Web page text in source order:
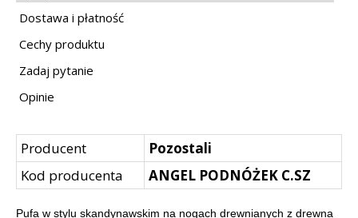
Dostawa i płatność
Cechy produktu
Zadaj pytanie
Opinie
Producent
Pozostali
Kod producenta
ANGEL PODNÓŻEK C.SZ
Pufa w stylu skandynawskim na nogach drewnianych z drewna